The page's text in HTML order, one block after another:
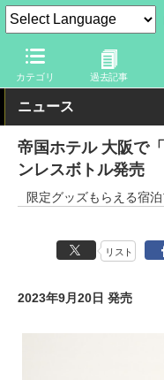
カテゴリ 過去記事
トラベル Watch 旅の情報
ニュース
帝国ホテル 大阪で
ンレスボトル発売
限定グッズもらえる宿
リスト
2023年9月20日 発売